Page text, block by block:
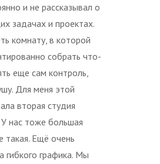
и не рассказывал о
задачах и проектах.
комнату, в которой
собрать что-
еще сам контроль,
Для меня этой
вторая студия
нас тоже большая
такая. Ещё очень
гибкого графика. Мы